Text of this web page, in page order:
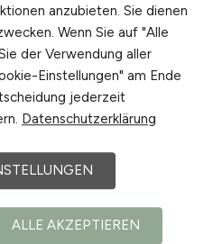
Wen möchte der
Welche Werte und
am
eigene Betrieb im
die nötige
praxisorientiert
ist ein
wirkt,
langfristig
anzubieten. Sie dienen
Wenn Sie auf "Alle
der Verwendung aller
Einstellungen" am Ende
jederzeit
Datenschutzerklärung
ALLE AKZEPTIEREN